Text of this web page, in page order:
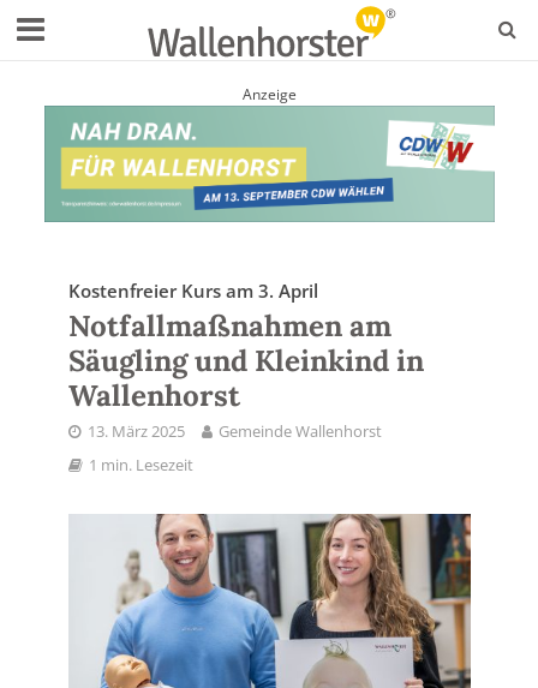
Anzeige
Kostenfreier Kurs am 3. April
Notfallmaßnahmen am
Säugling und Kleinkind in
Wallenhorst
13. März 2025
Gemeinde Wallenhorst
1 min. Lesezeit